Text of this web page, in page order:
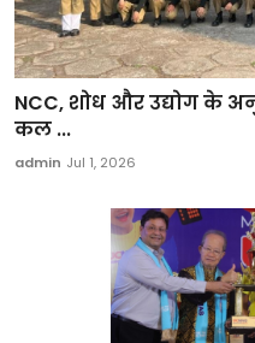
NCC, शोध और उद्योग के
कल ...
admin Jul 1, 2026